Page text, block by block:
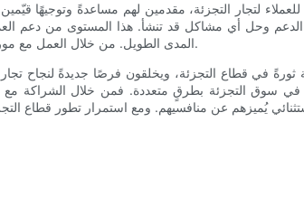
لتجار التجزئة، مقدمين لهم مساعدةً وتوجيهًا
الدعم وحل أي مشاكل قد تنشأ. هذا المستوى من دعم
المدى الطويل. من خلال العمل مع موردي جملة موثوقين، يمكن لتجار التجزئة الوصول إلى ثروة من المعرفة والخبرة لمساعدتهم على النجاح في سوق تنافسية.
ثورةً في قطاع التجزئة، ويخلقون فرصًا جديدةً لنجاح
سوق التجزئة بطرقٍ متعددة. فمن خلال الشراكة مع